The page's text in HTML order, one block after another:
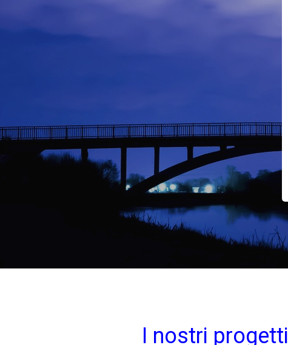
I nostri progetti